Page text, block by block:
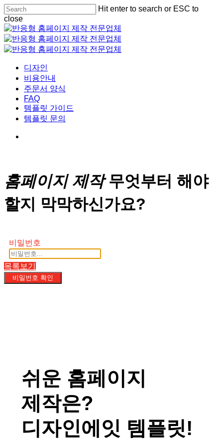
Skip
to
main
content
Hit enter to search or ESC to
close
Close
Search
Menu
디자인
비용안내
주문서 양식
FAQ
템플릿 가이드
템플릿 문의
홈페이지 제작무엇부터 해야
할지 막막하신가요?
비밀번호
목록보기
비밀번호 확인
쉬운 홈페이지
제작은?
디자인에잇 템플릿!